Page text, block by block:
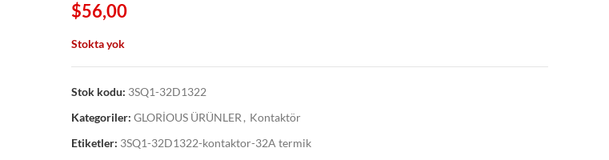
$56,00
Stokta yok
Stok kodu: 3SQ1-32D1322
Kategoriler: GLORİOUS ÜRÜNLER , Kontaktör
Etiketler: 3SQ1-32D1322-kontaktor-32A termik